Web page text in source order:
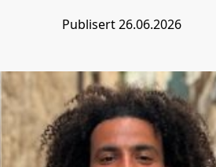
Publisert26.06.2026